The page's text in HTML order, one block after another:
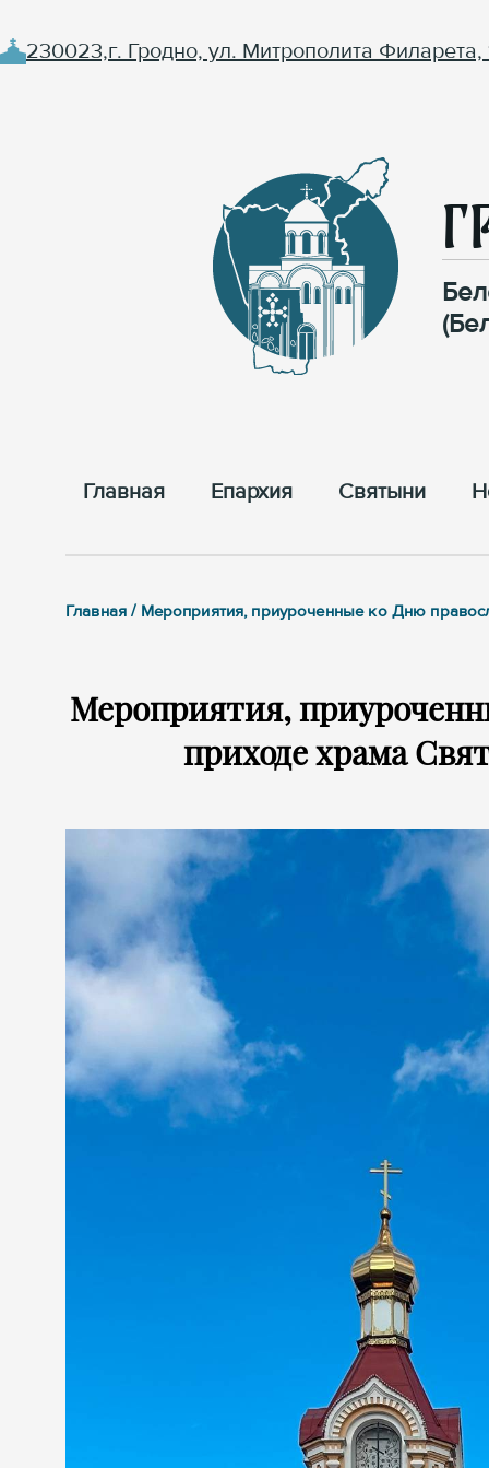
230023,г. Гродно, ул. Митрополита Филарета,
Главная Епархия Cвятыни
Главная / Мероприятия, приуроченные ко Дню
Мероприятия,
приходе храма